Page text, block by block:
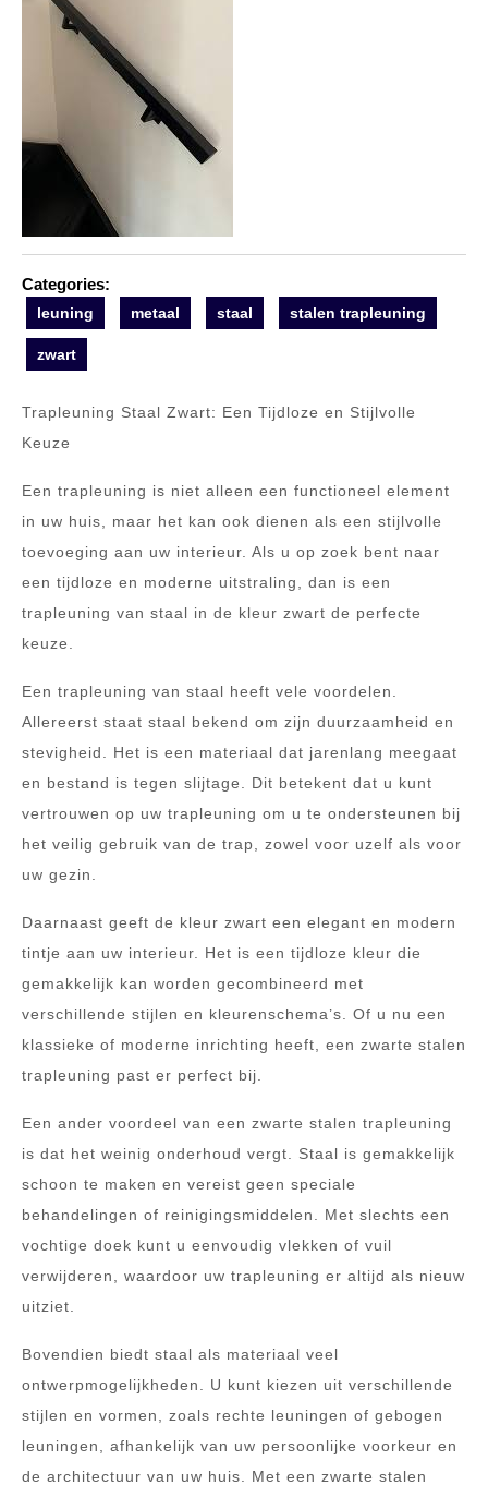
Categories:
leuning metaal staal stalen trapleuning
zwart
Trapleuning Staal Zwart: Een Tijdloze en Stijlvolle
Keuze
Een trapleuning is niet alleen een functioneel element
in uw huis, maar het kan ook dienen als een stijlvolle
toevoeging aan uw interieur. Als u op zoek bent naar
een tijdloze en moderne uitstraling, dan is een
trapleuning van staal in de kleur zwart de perfecte
keuze.
Een trapleuning van staal heeft vele voordelen.
Allereerst staat staal bekend om zijn duurzaamheid en
stevigheid. Het is een materiaal dat jarenlang meegaat
en bestand is tegen slijtage. Dit betekent dat u kunt
vertrouwen op uw trapleuning om u te ondersteunen bij
het veilig gebruik van de trap, zowel voor uzelf als voor
uw gezin.
Daarnaast geeft de kleur zwart een elegant en modern
tintje aan uw interieur. Het is een tijdloze kleur die
gemakkelijk kan worden gecombineerd met
verschillende stijlen en kleurenschema’s. Of u nu een
klassieke of moderne inrichting heeft, een zwarte stalen
trapleuning past er perfect bij.
Een ander voordeel van een zwarte stalen trapleuning
is dat het weinig onderhoud vergt. Staal is gemakkelijk
schoon te maken en vereist geen speciale
behandelingen of reinigingsmiddelen. Met slechts een
vochtige doek kunt u eenvoudig vlekken of vuil
verwijderen, waardoor uw trapleuning er altijd als nieuw
uitziet.
Bovendien biedt staal als materiaal veel
ontwerpmogelijkheden. U kunt kiezen uit verschillende
stijlen en vormen, zoals rechte leuningen of gebogen
leuningen, afhankelijk van uw persoonlijke voorkeur en
de architectuur van uw huis. Met een zwarte stalen